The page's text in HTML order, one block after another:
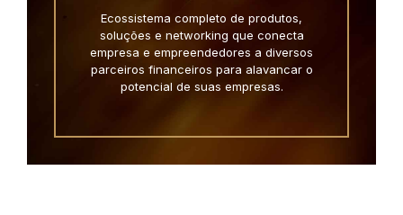
Ecossistema completo de produtos,
soluções e networking que conecta
empresa e empreendedores a diversos
parceiros financeiros para alavancar o
potencial de suas empresas.